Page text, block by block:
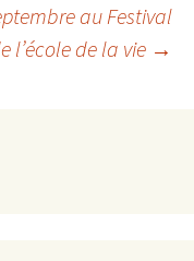
au Festival
l’école de la vie →